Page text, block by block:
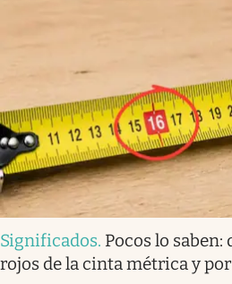
Significados. Pocos lo
rojos de la cinta métrica y